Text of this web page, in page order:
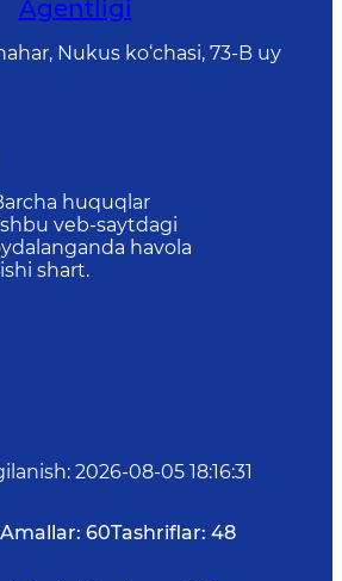
Agentligi
Nukus ko‘chasi, 73-B uу
huquqlar
veb-saytdagi
havola
shart.
: 2026-08-05 18:16:31
Amallar: 60Tashriflar: 48